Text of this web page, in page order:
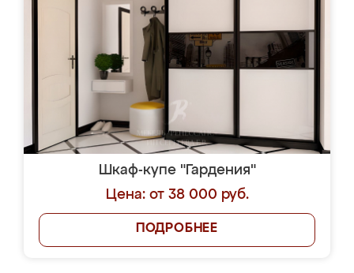
Шкаф-купе "Гардения"
Цена: от 38 000 руб.
ПОДРОБНЕЕ